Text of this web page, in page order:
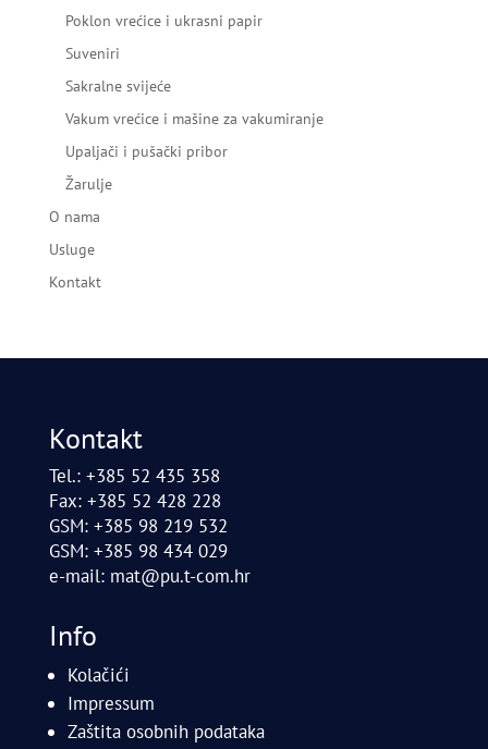
Poklon vrećice i ukrasni papir
Suveniri
Sakralne svijeće
Vakum vrećice i mašine za vakumiranje
Upaljači i pušački pribor
Žarulje
O nama
Usluge
Kontakt
Kontakt
Tel.: +385 52 435 358
Fax: +385 52 428 228
GSM: +385 98 219 532
GSM: +385 98 434 029
e-mail: mat@pu.t-com.hr
Info
Kolačići
Impressum
Zaštita osobnih podataka